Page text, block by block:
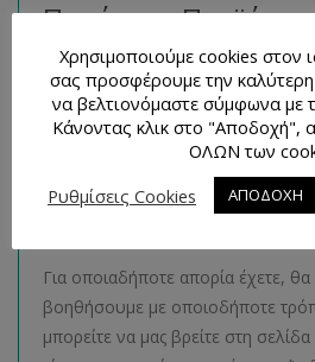
Παρόμοια Προϊόντα
Μπορείτε να βρείτε πολλά
κατηγορίας στο ηλεκτρονικό μας
ακολουθώντας τον σύνδεσμοεδώ
Τρόποι
Απορίες
Για οποιαδήποτε απορία έχετε,
βοηθήσουμε με οποιοδήποτε
μπορείτε να μας βρείτε στη
Χρησιμοποιούμε cookies στον
σας προσφέρουμε την καλύτερη
να βελτιονόμαστε σύμφωνα με
Κάνοντας κλικ στο "Αποδοχή",
ΟΛΩΝ των
Ρυθμίσεις Cookies
ΑΠΟΔΟΧΗ